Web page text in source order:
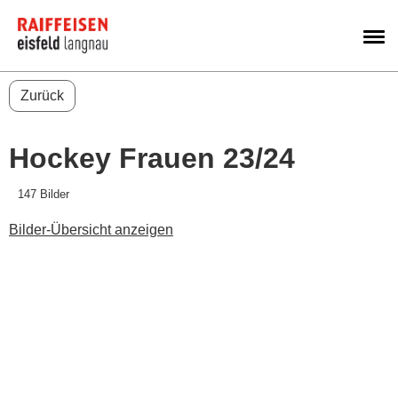
Zurück
Hockey Frauen 23/24
147 Bilder
Bilder-Übersicht anzeigen